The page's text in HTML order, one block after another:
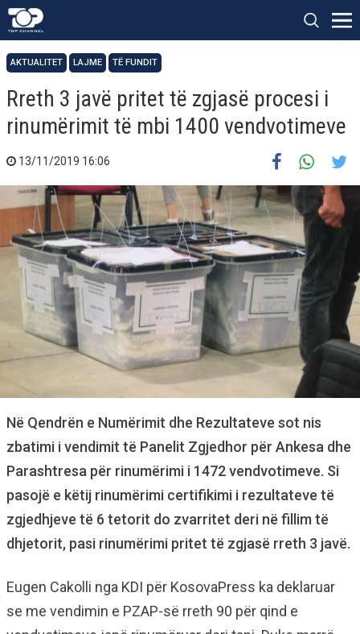
AKTUALITET LAJME TË FUNDIT
Rreth 3 javë pritet të zgjasë procesi i
rinumërimit të mbi 1400 vendvotimeve
13/11/2019 16:06
Në Qendrën e Numërimit dhe Rezultateve sot nis
zbatimi i vendimit të Panelit Zgjedhor për Ankesa dhe
Parashtresa për rinumërimi i 1472 vendvotimeve. Si
pasojë e këtij rinumërimi certifikimi i rezultateve të
zgjedhjeve të 6 tetorit do zvarritet deri në fillim të
dhjetorit, pasi rinumërimi pritet të zgjasë rreth 3 javë.
Eugen Cakolli nga KDI për KosovaPress ka deklaruar
se me vendimin e PZAP-së rreth 90 për qind e